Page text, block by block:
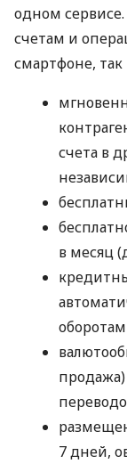
одном
счетам и
смартфоне,
счета в
в месяц
7 дней,